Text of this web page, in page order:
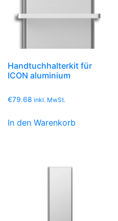
Handtuchhalterkit für
ICON aluminium
€79.68 inkl. MwSt.
In den Warenkorb